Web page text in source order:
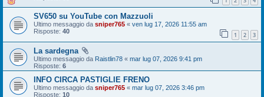
SV650 su YouTube con Mazzuoli
Ultimo messaggio da sniper765 « ven lug 17, 2026 11:55 am
Risposte: 40 1 2 3
La sardegna
Ultimo messaggio da Raistlin78 « mar lug 07, 2026 9:41 pm
Risposte: 6
INFO CIRCA PASTIGLIE FRENO
Ultimo messaggio da sniper765 « mar lug 07, 2026 3:46 pm
Risposte: 10